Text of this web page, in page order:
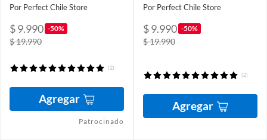
Por Perfect Chile Store
$ 9.990 -50%
$ 19.990
(2)
Agregar
Patrocinado
Por Perfect Chile Store
$ 9.990 -50%
$ 19.990
(2)
Agregar